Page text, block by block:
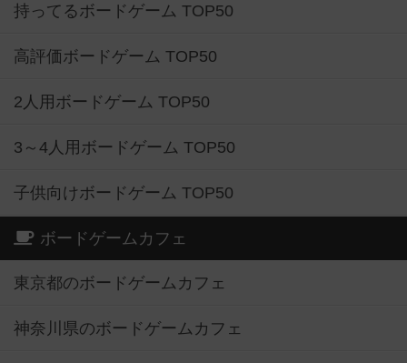
持ってるボードゲーム TOP50
高評価ボードゲーム TOP50
2人用ボードゲーム TOP50
3～4人用ボードゲーム TOP50
子供向けボードゲーム TOP50
ボードゲームカフェ
東京都のボードゲームカフェ
神奈川県のボードゲームカフェ